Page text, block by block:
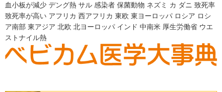
血小板が減少 デング熱 サル 感染者 保菌動物 ネズミ カ ダニ 致死率
致死率が高い アフリカ 西アフリカ 東欧 東ヨーロッパ ロシア ロシ
ア南部 東アジア 北欧 北ヨーロッパ インド 中南米 厚生労働省 ウエ
ストナイル熱